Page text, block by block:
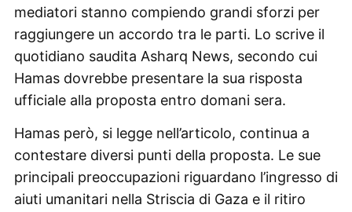
mediatori stanno compiendo grandi sforzi per
raggiungere un accordo tra le parti. Lo scrive il
quotidiano saudita Asharq News, secondo cui
Hamas dovrebbe presentare la sua risposta
ufficiale alla proposta entro domani sera.
Hamas però, si legge nell’articolo, continua a
contestare diversi punti della proposta. Le sue
principali preoccupazioni riguardano l’ingresso di
aiuti umanitari nella Striscia di Gaza e il ritiro